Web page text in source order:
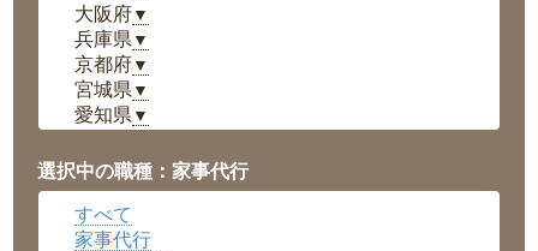
大阪府▼
兵庫県 ▼
京都府▼
宮城県 ▼
愛知県 ▼
岡山県▼
広島県▼
沖縄県
選択中の職種：家事代行
すべて
家事代行